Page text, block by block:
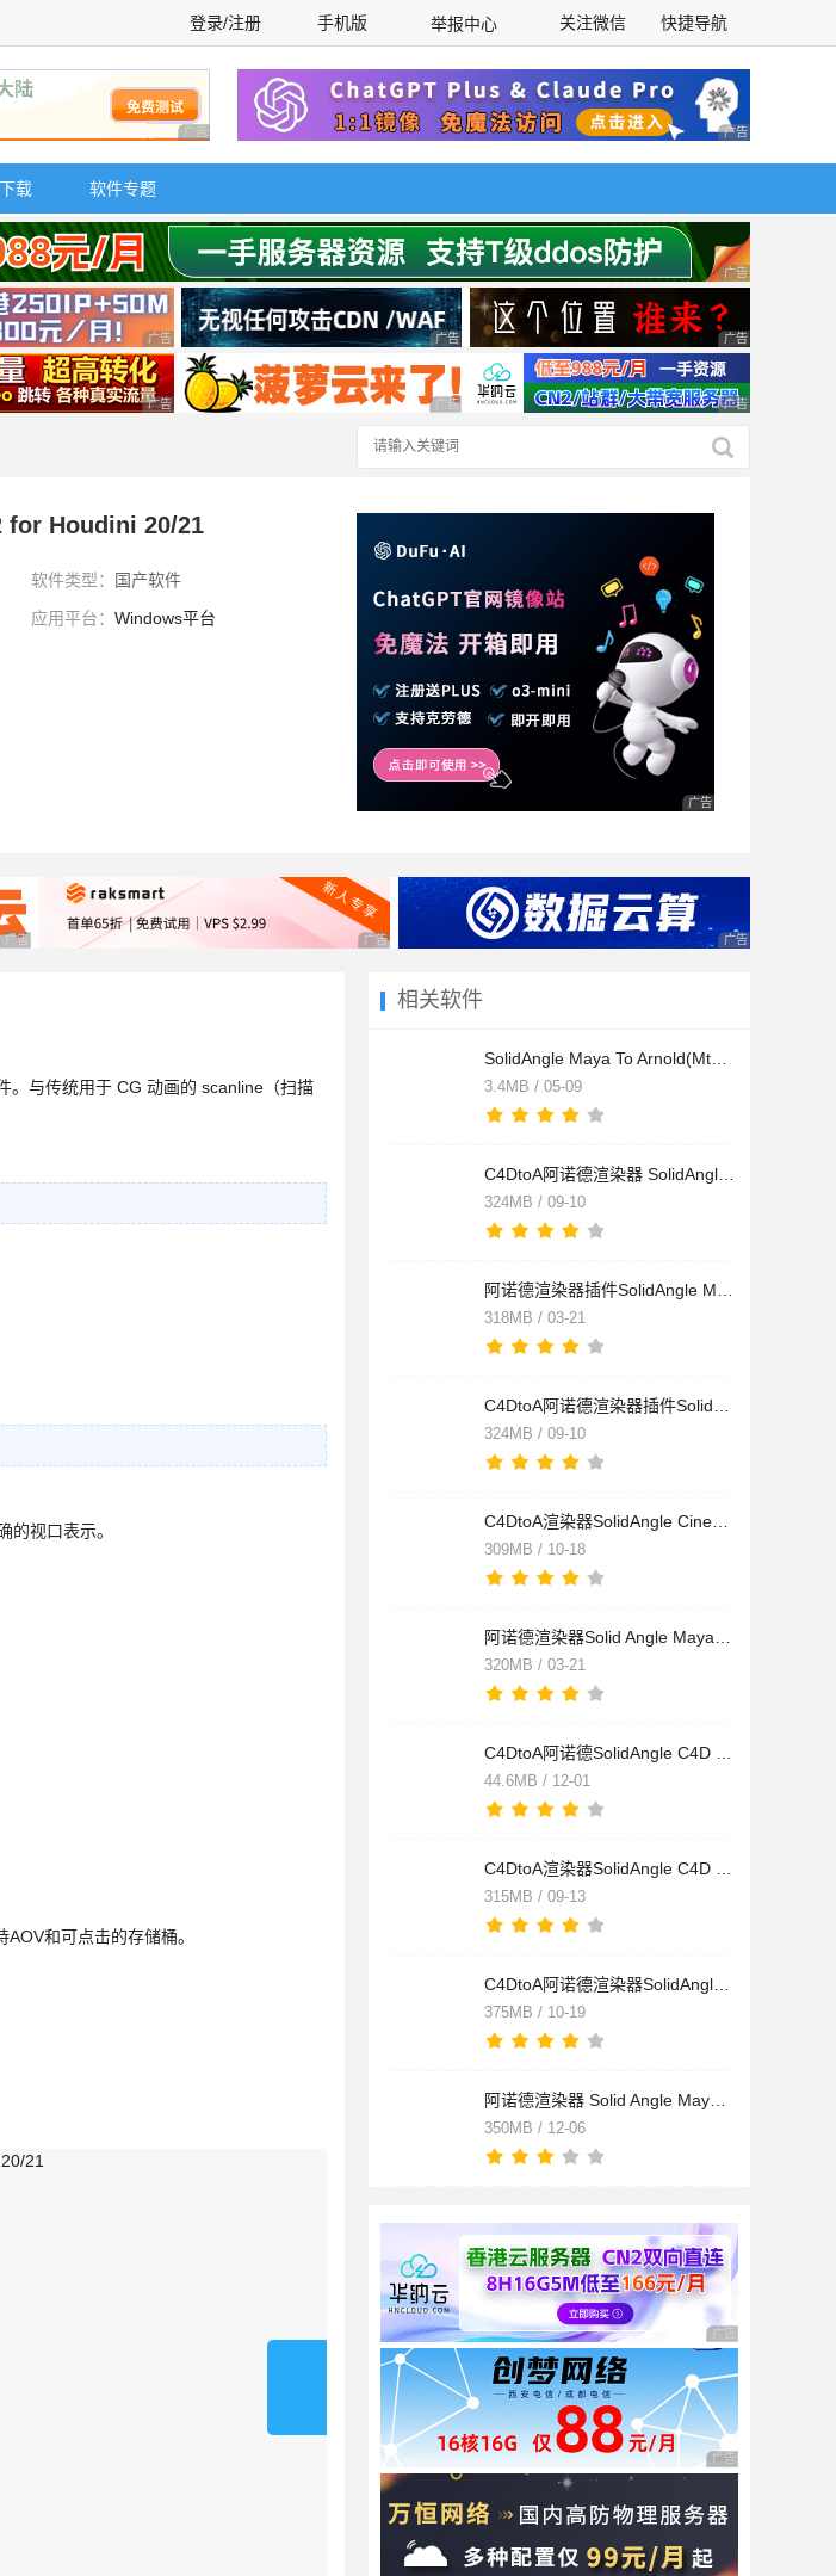
登录/注册 手机版 举报中心 关注微信 快捷导航
广告 商业广告，理性选择 广告 商业广告，理
载 软件专题
广告 商业广告，理
广告 商业广告，理性选择 广告 商业广告，理性选择 广告 商业广告，理
广告 商业广告，理性选择 广告 商业广告，理性选择 广告 商业广告，理
for Houdini 20/21
软件类型：
国产软件
应用平台： Windows平台
广告 商业广告，理性选择
广告 商业广告，理性选择 广告 商业广告，理性选择 广告 商业广告，理
相关软件
3.4MB / 05-09
324MB / 09-10
318MB / 03-21
324MB / 09-10
309MB / 10-18
320MB / 03-21
44.6MB / 12-01
315MB / 09-13
375MB / 10-19
350MB / 12-06
广告 商业广告，理性
广告 商业广告，理性
。与传统用于 CG 动画的 scanline（扫描
视口表示。
和可点击的存储桶。